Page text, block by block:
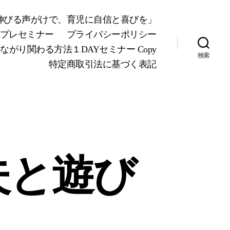
びる声がけで、育児に自信と喜びを」
レセミナー
プライバシーポリシー
がり関わる方法１DAYセミナー Copy
特定商取引法に基づく表記
検索
遊び